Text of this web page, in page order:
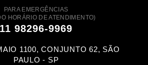
PARA EMERGÊNCIAS
HORÁRIO DE ATENDIMENTO)
11 98296-9969
1100, CONJUNTO 62, SÃO
PAULO - SP